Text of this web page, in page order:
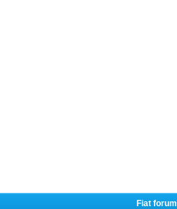
Fiat forum